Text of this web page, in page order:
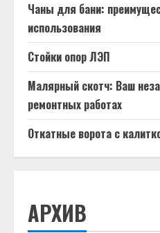
Чаны для бани:
использования
Стойки опор ЛЭП
Малярный скотч: Ваш
ремонтных работах
Откатные ворота с
АРХИВ